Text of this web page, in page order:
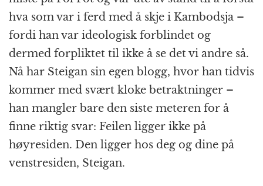
hva som var i ferd med å skje i Kambodsja –
fordi han var ideologisk forblindet og
dermed forpliktet til ikke å se det vi andre så.
Nå har Steigan sin egen blogg, hvor han tidvis
kommer med svært kloke betraktninger –
han mangler bare den siste meteren for å
finne riktig svar: Feilen ligger ikke på
høyresiden. Den ligger hos deg og dine på
venstresiden, Steigan.